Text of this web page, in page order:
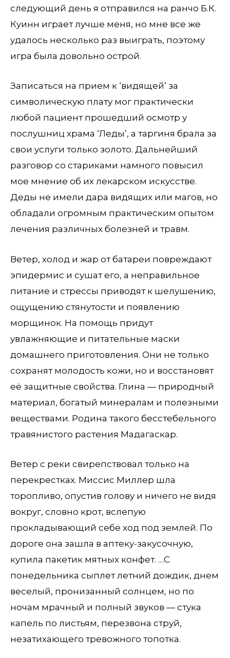
следующий день я отправился на ранчо Б.К.
Куинн играет лучше меня, но мне все же
удалось несколько раз выиграть, поэтому
игра была довольно острой.
Записаться на прием к ‘видящей’ за
символическую плату мог практически
любой пациент прошедший осмотр у
послушниц храма ‘Леды’, а таргиня брала за
свои услуги только золото. Дальнейший
разговор со стариками намного повысил
мое мнение об их лекарском искусстве.
Деды не имели дара видящих или магов, но
обладали огромным практическим опытом
лечения различных болезней и травм.
Ветер, холод и жар от батареи повреждают
эпидермис и сушат его, а неправильное
питание и стрессы приводят к шелушению,
ощущению стянутости и появлению
морщинок. На помощь придут
увлажняющие и питательные маски
домашнего приготовления. Они не только
сохранят молодость кожи, но и восстановят
её защитные свойства. Глина — природный
материал, богатый минералам и полезными
веществами. Родина такого бесстебельного
травянистого растения Мадагаскар.
Ветер с реки свирепствовал только на
перекрестках. Миссис Миллер шла
торопливо, опустив голову и ничего не видя
вокруг, словно крот, вслепую
прокладывающий себе ход под землей. По
дороге она зашла в аптеку-закусочную,
купила пакетик мятных конфет. …С
понедельника сыплет летний дождик, днем
веселый, пронизанный солнцем, но по
ночам мрачный и полный звуков — стука
капель по листьям, перезвона струй,
незатихающего тревожного топотка.